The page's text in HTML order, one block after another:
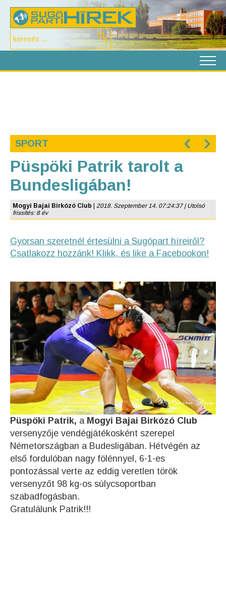
SPORT ‹ ›
Püspöki Patrik tarolt a
Bundesligában!
Mogyi Bajai Birkózó Club
2018. Szeptember 14. 07:24:37 | Utolsó
frissítés: 8 év
Gyorsan szeretnél értesülni a Sugópart híreiről?
Csatlakozz hozzánk! Klikk, és like a Facebookon!
Püspöki Patrik, a Mogyi Bajai Birkózó Club
versenyzője vendégjátékosként szerepel
Németországban a Budesligában. Hétvégén az
első fordulóban nagy fölénnyel, 6-1-es
pontozással verte az eddig veretlen török
versenyzőt 98 kg-os súlycsoportban
szabadfogásban.
Gratulálunk Patrik!!!